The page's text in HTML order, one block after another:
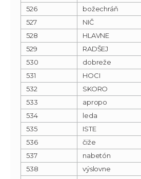
526
božechráň
527
NIČ
528
HLAVNE
529
RADŠEJ
530
dobreže
531
HOCI
532
SKORO
533
apropo
534
leda
535
ISTE
536
čiže
537
nabetón
538
výslovne